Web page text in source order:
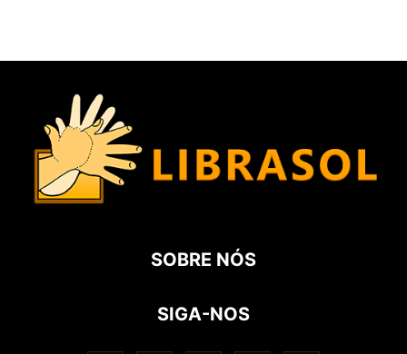
SOBRE NÓS
SIGA-NOS